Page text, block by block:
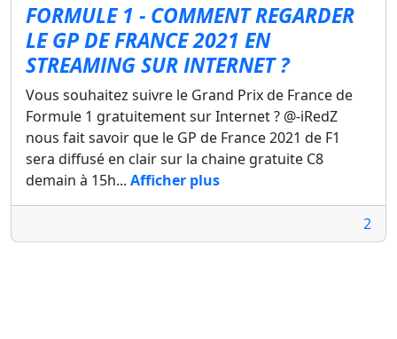
FORMULE 1 - COMMENT REGARDER
LE GP DE FRANCE 2021 EN
STREAMING SUR INTERNET ?
Vous souhaitez suivre le Grand Prix de France de
Formule 1 gratuitement sur Internet ? @-iRedZ
nous fait savoir que le GP de France 2021 de F1
sera diffusé en clair sur la chaine gratuite C8
demain à 15h... Afficher plus
2